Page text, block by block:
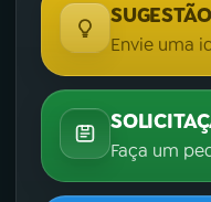
SUGESTÃO
Envie uma
Faça um